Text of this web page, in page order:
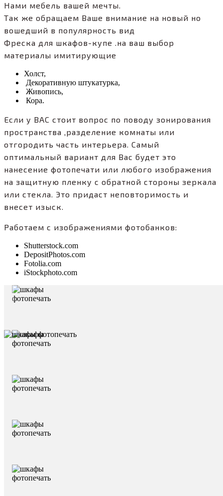
Нами мебель вашей мечты.
Так же обращаем Ваше внимание на новый но
вошедший в популярность вид
Фреска для шкафов-купе .на ваш выбор
материалы имитирующие
Холст,
Декоративную штукатурка,
Живопись,
Кора.
Если у ВАС стоит вопрос по поводу зонирования
пространства ,разделение комнаты или
отгородить часть интерьера. Самый
оптимальный вариант для Вас будет это
нанесение фотопечати или любого изображения
на защитную пленку с обратной стороны зеркала
или стекла. Это придаст неповторимость и
внесет изыск.
Работаем с изображениями фотобанков:
Shutterstock.com
DepositPhotos.com
Fotolia.com
iStockphoto.com